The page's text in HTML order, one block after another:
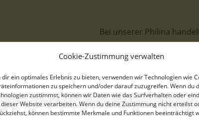
Cookie-Zustimmung verwalten
dir ein optimales Erlebnis zu bieten, verwenden wir Technologien wie
zu speichern und/oder darauf zuzugreifen. Wenn du
zustimmst, können wir Daten wie das Surfverhalten oder
Website verarbeiten. Wenn du deine Zustimmung nicht erteilst
können bestimmte Merkmale und Funktionen beeinträchtigt
Bei unserer Philina
städtischen Tierheim von
Zuhause.
Philina verbrachte
Griechenlands. Eines
Ort in der Nähe eines